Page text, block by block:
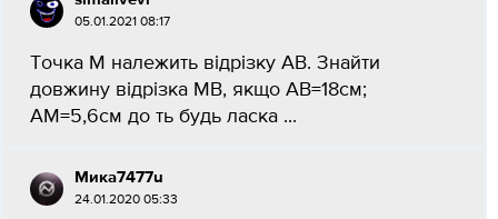
05.01.2021 08:17
Точка М належить відрізку АВ. Знайти
довжину відрізка МВ, якщо АВ=18см;
АМ=5,6см до ть будь ласка ​...
Мика7477u
24.01.2020 05:33